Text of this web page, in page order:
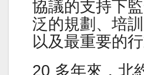
協議的支持下
泛的規劃、培
以及最重要的行
20 多年來，北